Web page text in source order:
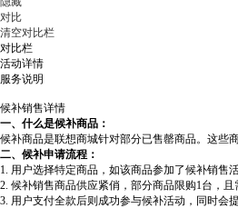
对比
清空对比栏
对比栏
活动详情
服务说明
候补销售详情
一、什么是候补商品：
候补商品是联想商城针对部分已售罄商品。这些
二、候补申请流程：
1. 用户选择特定商品，如该商品参加了候补销售
2. 候补销售商品供应紧俏，部分商品限购1台，
3. 用户支付全款后则成功参与候补活动，同时会